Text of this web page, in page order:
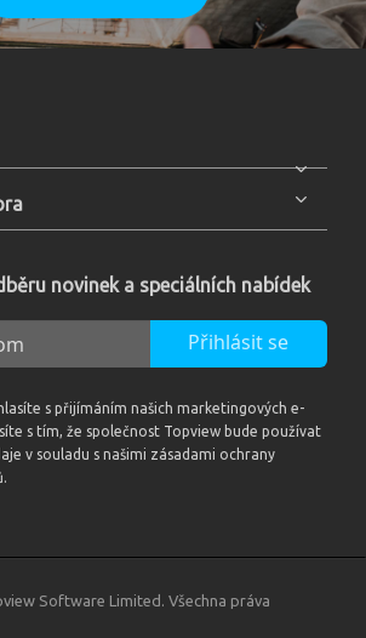
novinek a speciálních nabídek
Přihlásit se
s přijímáním našich marketingových e-
s tím, že společnost Topview bude používat
v souladu s našimi zásadami ochrany
Software Limited. Všechna práva